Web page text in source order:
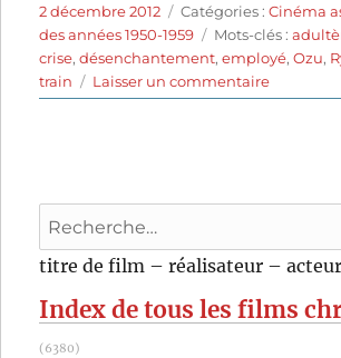
Publié
le
2 décembre 2012 Catégories
Catégories :Cinéma
des années 1950-1959
Étiquettes
Mots-clés :
crise,désenchantement,employé,Ozu,
train
Laisser un commentairesur
Recherche
pour
titre de film – réalisateur – acteur
Index de tous les films
(6380)